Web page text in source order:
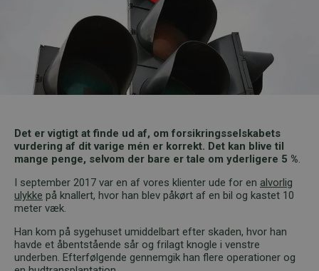
Det er vigtigt at finde ud af, om forsikringsselskabets
vurdering af dit varige mén er korrekt. Det kan blive til
mange penge, selvom der bare er tale om yderligere 5 %.
I september 2017 var en af vores klienter ude for en alvorlig
ulykke på knallert, hvor han blev påkørt af en bil og kastet 10
meter væk.
Han kom på sygehuset umiddelbart efter skaden, hvor han
havde et åbentstående sår og frilagt knogle i venstre
underben. Efterfølgende gennemgik han flere operationer og